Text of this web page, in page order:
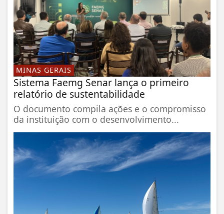
MINAS GERAIS
Sistema Faemg Senar lança o primeiro
relatório de sustentabilidade
O documento compila ações e o compromisso
da instituição com o desenvolvimento...